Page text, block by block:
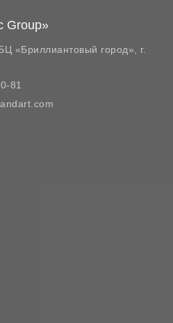
Group»
«Бриллиантовый город»,
г.
81